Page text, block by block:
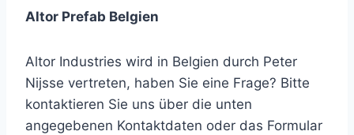
Altor Prefab Belgien
Altor Industries wird in Belgien durch Peter
Nijsse vertreten, haben Sie eine Frage? Bitte
kontaktieren Sie uns über die unten
angegebenen Kontaktdaten oder das Formular